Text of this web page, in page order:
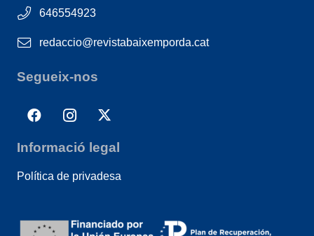
646554923
redaccio@revistabaixemporda.cat
Segueix-nos
Informació legal
Política de privadesa